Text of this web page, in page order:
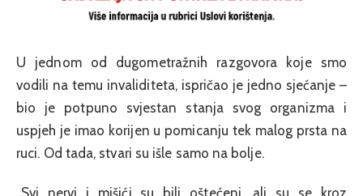
U jednom od dugometražnih razgovora koje smo
vodili na temu invaliditeta, ispričao je jedno sjećanje –
bio je potpuno svjestan stanja svog organizma i
uspjeh je imao korijen u pomicanju tek malog prsta na
ruci. Od tada, stvari su išle samo na bolje.
„Svi nervi i mišići su bili oštećeni, ali su se kroz